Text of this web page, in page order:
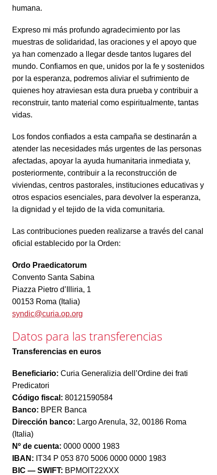
humana.
Expreso mi más profundo agradecimiento por las
muestras de solidaridad, las oraciones y el apoyo que
ya han comenzado a llegar desde tantos lugares del
mundo. Confiamos en que, unidos por la fe y sostenidos
por la esperanza, podremos aliviar el sufrimiento de
quienes hoy atraviesan esta dura prueba y contribuir a
reconstruir, tanto material como espiritualmente, tantas
vidas.
Los fondos confiados a esta campaña se destinarán a
atender las necesidades más urgentes de las personas
afectadas, apoyar la ayuda humanitaria inmediata y,
posteriormente, contribuir a la reconstrucción de
viviendas, centros pastorales, instituciones educativas y
otros espacios esenciales, para devolver la esperanza,
la dignidad y el tejido de la vida comunitaria.
Las contribuciones pueden realizarse a través del canal
oficial establecido por la Orden:
Ordo Praedicatorum
Convento Santa Sabina
Piazza Pietro d’Illiria, 1
00153 Roma (Italia)
syndic@curia.op.org
Datos para las transferencias
Transferencias en euros
Beneficiario: Curia Generalizia dell’Ordine dei frati
Predicatori
Código fiscal: 80121590584
Banco: BPER Banca
Dirección banco: Largo Arenula, 32, 00186 Roma
(Italia)
Nº de cuenta: 0000 0000 1983
IBAN: IT34 P 053 870 5006 0000 0000 1983
BIC — SWIFT: BPMOIT22XXX